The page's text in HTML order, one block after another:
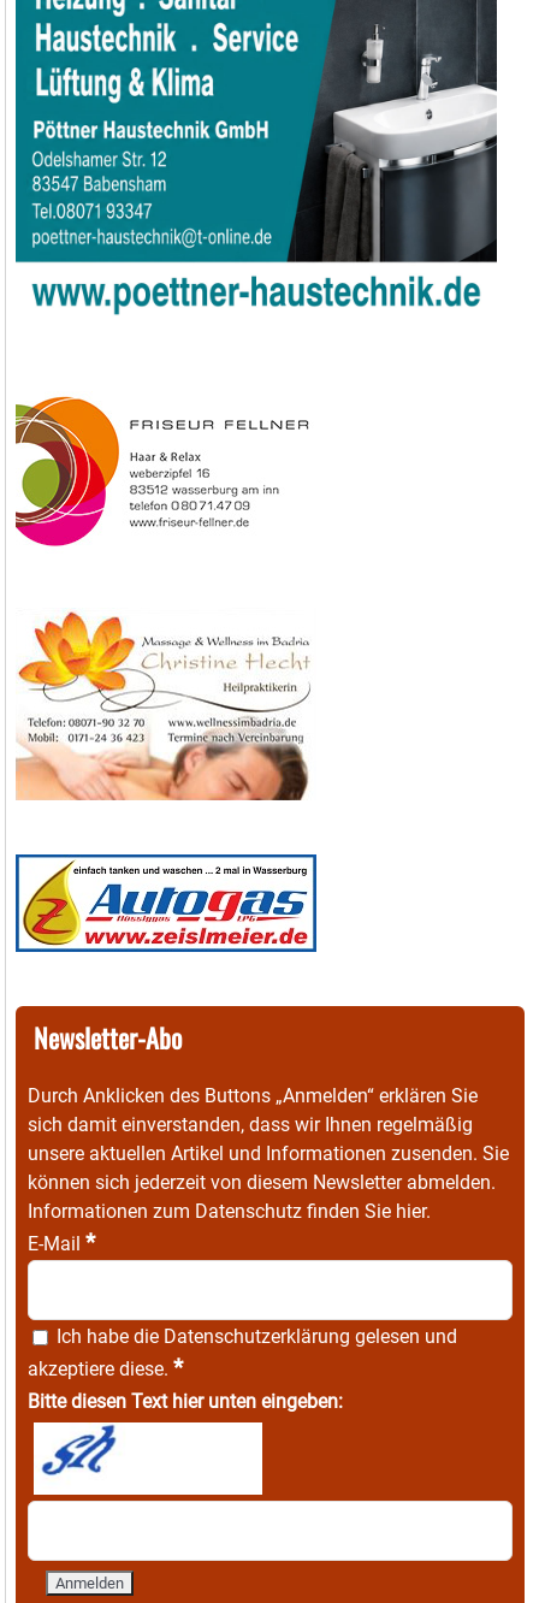
Newsletter-Abo
Durch Anklicken des Buttons „Anmelden“ erklären Sie
sich damit einverstanden, dass wir Ihnen regelmäßig
unsere aktuellen Artikel und Informationen zusenden. Sie
können sich jederzeit von diesem Newsletter abmelden.
Informationen zum Datenschutz finden Sie hier.
E-Mail *
Ich habe die Datenschutzerklärung gelesen und
akzeptiere diese. *
Bitte diesen Text hier unten eingeben: